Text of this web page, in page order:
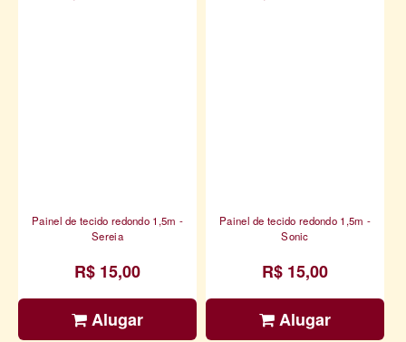
Painel de tecido redondo 1,5m -
Sereia
R$ 15,00
Alugar
Painel de tecido redondo 1,5m -
Sonic
R$ 15,00
Alugar